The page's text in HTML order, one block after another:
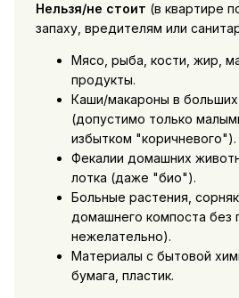
Нельзя/не стоит (в квартире
запаху, вредителям или
Мясо, рыба, кости, жир,
продукты.
Каши/макароны в
(допустимо только
избытком "коричневого").
Фекалии домашних
лотка (даже "био").
Больные растения,
домашнего компоста без
нежелательно).
Материалы с бытовой
бумага, пластик.